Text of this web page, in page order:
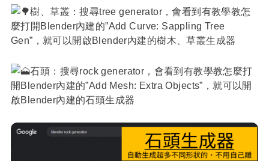
樹、草叢：搜尋tree generator，會看到有教學教怎
麼打開Blender內建的”Add Curve: Sappling Tree
Gen”，就可以開啟Blender內建的樹木、草叢生成器
石頭：搜尋rock generator，會看到有教學教怎麼打
開Blender內建的”Add Mesh: Extra Objects”，就可以開
啟Blender內建的石頭生成器